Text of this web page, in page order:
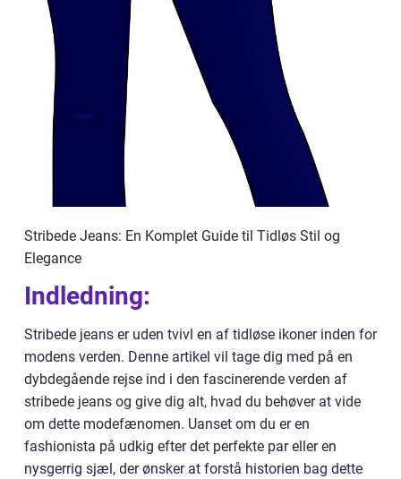
Stribede Jeans: En Komplet Guide til Tidløs Stil og
Elegance
Indledning:
Stribede jeans er uden tvivl en af tidløse ikoner inden for
modens verden. Denne artikel vil tage dig med på en
dybdegående rejse ind i den fascinerende verden af
stribede jeans og give dig alt, hvad du behøver at vide
om dette modefænomen. Uanset om du er en
fashionista på udkig efter det perfekte par eller en
nysgerrig sjæl, der ønsker at forstå historien bag dette